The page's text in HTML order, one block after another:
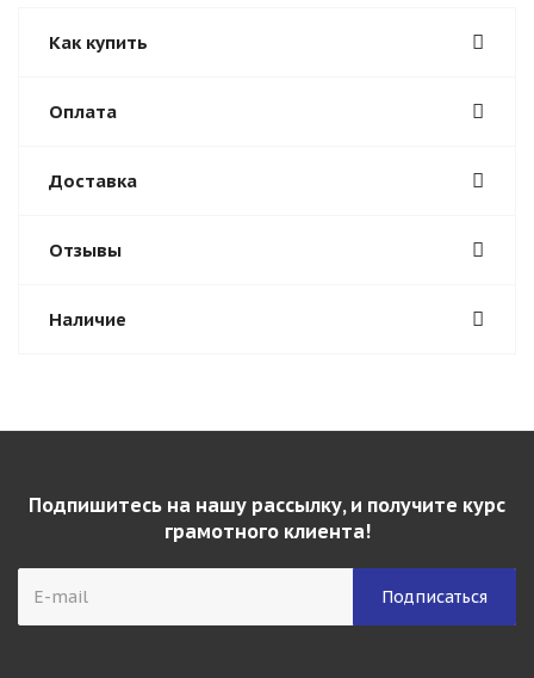
Как купить
Оплата
Доставка
Отзывы
Наличие
Подпишитесь на нашу рассылку, и получите курс
грамотного клиента!